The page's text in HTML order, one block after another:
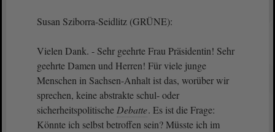
Susan Sziborra-Seidlitz (GRÜNE):
Vielen Dank. - Sehr geehrte Frau Präsidentin! Sehr
geehrte Damen und Herren! Für viele junge
Menschen in Sachsen-Anhalt ist das, worüber wir
sprechen, keine abstrakte schul- oder
sicherheitspolitische Debatte. Es ist die Frage:
Könnte ich selbst betroffen sein? Müsste ich im